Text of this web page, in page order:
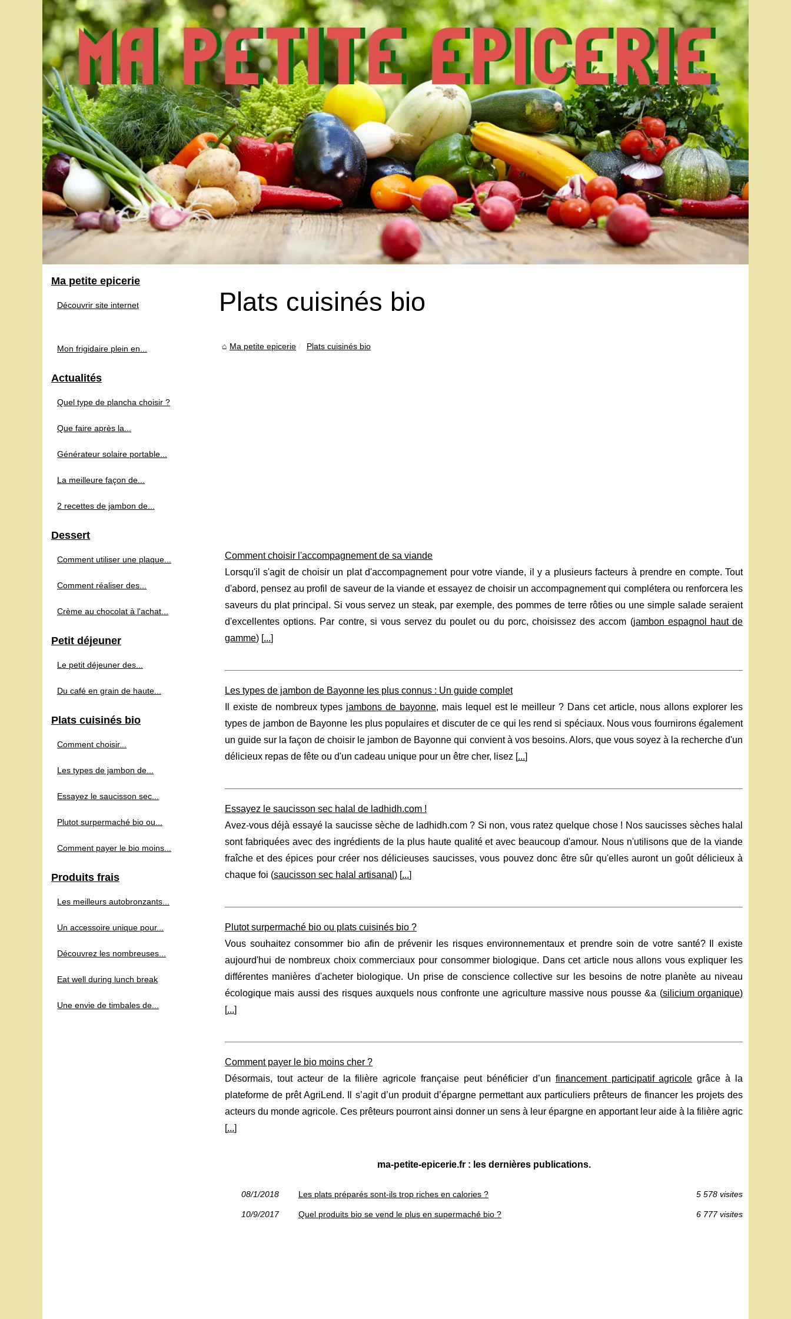
Plats cuisinés bio
Ma petite epicerie Plats cuisinés bio
Comment choisir l'accompagnement de sa viande
Lorsqu'il s'agit de choisir un plat d'accompagnement pour votre viande, il y a plusieurs facteurs à prendre en compte. Tout
d'abord, pensez au profil de saveur de la viande et essayez de choisir un accompagnement qui complétera ou renforcera les
saveurs du plat principal. Si vous servez un steak, par exemple, des pommes de terre rôties ou une simple salade seraient
d'excellentes options. Par contre, si vous servez du poulet ou du porc, choisissez des accom (jambon espagnol haut de
gamme) [...]
Les types de jambon de Bayonne les plus connus : Un guide complet
Il existe de nombreux types jambons de bayonne, mais lequel est le meilleur ? Dans cet article, nous allons explorer les
types de jambon de Bayonne les plus populaires et discuter de ce qui les rend si spéciaux. Nous vous fournirons également
un guide sur la façon de choisir le jambon de Bayonne qui convient à vos besoins. Alors, que vous soyez à la recherche d'un
délicieux repas de fête ou d'un cadeau unique pour un être cher, lisez [...]
Essayez le saucisson sec halal de ladhidh.com !
Avez-vous déjà essayé la saucisse sèche de ladhidh.com ? Si non, vous ratez quelque chose ! Nos saucisses sèches halal
sont fabriquées avec des ingrédients de la plus haute qualité et avec beaucoup d'amour. Nous n'utilisons que de la viande
fraîche et des épices pour créer nos délicieuses saucisses, vous pouvez donc être sûr qu'elles auront un goût délicieux à
chaque foi (saucisson sec halal artisanal ) [...]
Plutot surpermaché bio ou plats cuisinés bio ?
Vous souhaitez consommer bio afin de prévenir les risques environnementaux et prendre soin de votre santé? Il existe
aujourd'hui de nombreux choix commerciaux pour consommer biologique. Dans cet article nous allons vous expliquer les
différentes manières d'acheter biologique. Un prise de conscience collective sur les besoins de notre planète au niveau
écologique mais aussi des risques auxquels nous confronte une agriculture massive nous pousse &a (silicium organique)
[...]
Comment payer le bio moins cher ?
Désormais, tout acteur de la filière agricole française peut bénéficier d’un financement participatif agricole grâce à la
plateforme de prêt AgriLend. Il s’agit d’un produit d’épargne permettant aux particuliers prêteurs de financer les projets des
acteurs du monde agricole. Ces prêteurs pourront ainsi donner un sens à leur épargne en apportant leur aide à la filière agric
[...]
ma-petite-epicerie.fr : les dernières publications.
08/1/2018 Les plats préparés sont-ils trop riches en calories ? 5 578 visites
10/9/2017 Quel produits bio se vend le plus en supermaché bio ? 6 777 visites
Ma petite epicerie
Découvrir site internet
Mon frigidaire plein en...
Actualités
Quel type de plancha choisir ?
Que faire après la...
Générateur solaire portable...
La meilleure façon de...
2 recettes de jambon de...
Dessert
Comment utiliser une plaque...
Comment réaliser des...
Crème au chocolat à l'achat...
Petit déjeuner
Le petit déjeuner des...
Du café en grain de haute...
Plats cuisinés bio
Comment choisir...
Les types de jambon de...
Essayez le saucisson sec...
Plutot surpermaché bio ou...
Comment payer le bio moins...
Produits frais
Les meilleurs autobronzants...
Un accessoire unique pour...
Découvrez les nombreuses...
Eat well during lunch break
Une envie de timbales de...